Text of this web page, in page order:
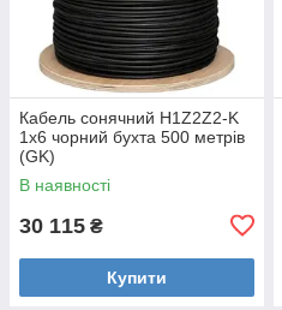
Кабель сонячний H1Z2Z2-K
1х6 чорний бухта 500 метрів
(GK)
В наявності
30 115 ₴
Купити